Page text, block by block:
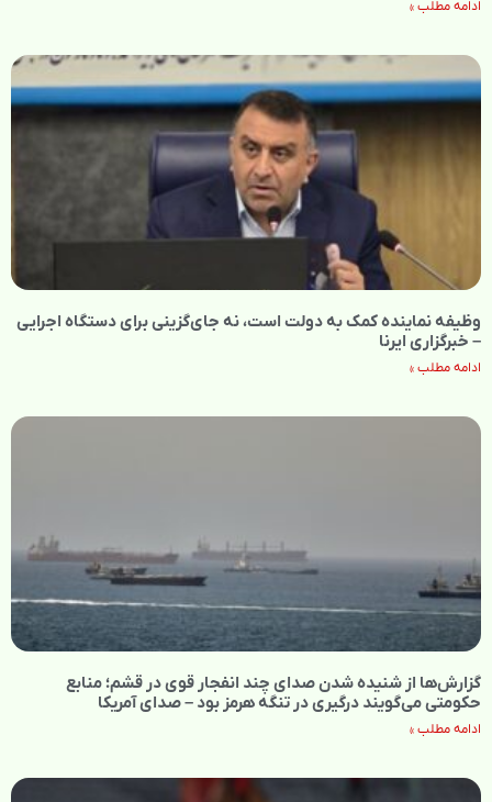
ادامه مطلب »
وظیفه نماینده کمک به دولت است، نه جای‌گزینی برای دستگاه اجرایی
– خبرگزاری ایرنا
ادامه مطلب »
گزارش‌ها از شنیده شدن صدای چند انفجار قوی در قشم؛ منابع
حکومتی می‌گویند درگیری در تنگه هرمز بود – صدای آمریکا
ادامه مطلب »